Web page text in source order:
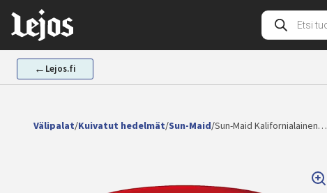
sisältöön
Tuotehaku
← Lejos.fi
Välipalat/Kuivatut hedelmät/Sun-Maid/Sun-Maid Kalifornialainen…